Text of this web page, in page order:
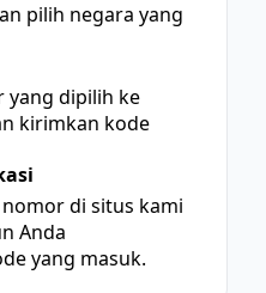
pilih negara yang
yang dipilih ke
kirimkan kode
di situs kami
Anda
yang masuk.